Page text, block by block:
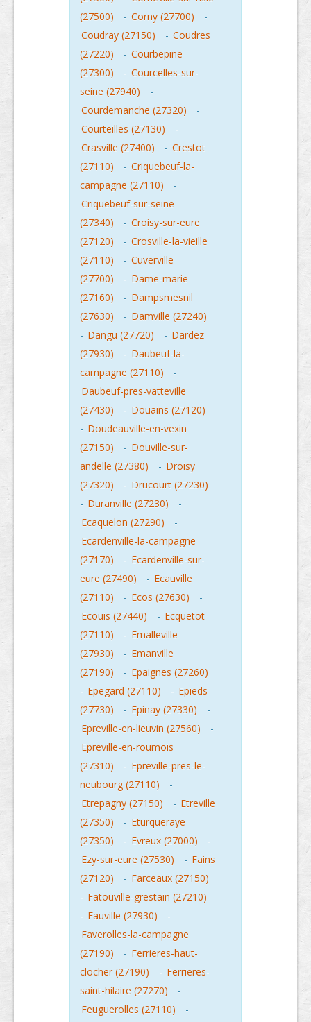
(27500)
- Corny (27700)
-
Coudray (27150)
- Coudres
(27220)
- Courbepine
(27300)
- Courcelles-sur-
seine (27940)
-
Courdemanche (27320)
-
Courteilles (27130)
-
Crasville (27400)
- Crestot
(27110)
- Criquebeuf-la-
campagne (27110)
-
Criquebeuf-sur-seine
(27340)
- Croisy-sur-eure
(27120)
- Crosville-la-vieille
(27110)
- Cuverville
(27700)
- Dame-marie
(27160)
- Dampsmesnil
(27630)
- Damville (27240)
- Dangu (27720) - Dardez
(27930)
- Daubeuf-la-
campagne (27110)
-
Daubeuf-pres-vatteville
(27430)
- Douains (27120)
- Doudeauville-en-vexin
(27150)
- Douville-sur-
andelle (27380)
- Droisy
(27320)
- Drucourt (27230)
- Duranville (27230)
-
Ecaquelon (27290)
-
Ecardenville-la-campagne
(27170)
- Ecardenville-sur-
eure (27490)
- Ecauville
(27110)
- Ecos (27630)
-
Ecouis (27440)
- Ecquetot
(27110)
- Emalleville
(27930)
- Emanville
(27190)
- Epaignes (27260)
- Epegard (27110) - Epieds
(27730)
- Epinay (27330)
-
Epreville-en-lieuvin (27560)
-
Epreville-en-roumois
(27310)
- Epreville-pres-le-
neubourg (27110)
-
Etrepagny (27150)
- Etreville
(27350)
- Eturqueraye
(27350)
- Evreux (27000)
-
Ezy-sur-eure (27530)
- Fains
(27120)
- Farceaux (27150)
- Fatouville-grestain (27210)
- Fauville (27930)
-
Faverolles-la-campagne
(27190)
- Ferrieres-haut-
clocher (27190)
- Ferrieres-
saint-hilaire (27270)
-
Feuguerolles (27110)
-